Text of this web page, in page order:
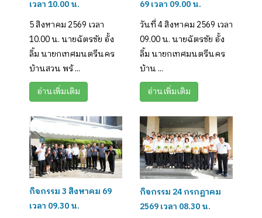
เวลา 10.00 น.
5 สิงหาคม 2569 เวลา
10.00 น. นายฉัตรชัย อั้ง
ลิ้ม นายกเทศมนตรีนคร
บ้านสวน พร้ ...
อ่านเพิ่มเติม
69 เวลา 09.00 น.
วันที่ 4 สิงหาคม 2569 เวลา
09.00 น. นายฉัตรชัย อั้ง
ลิ้ม นายกเทศมนตรีนคร
บ้าน ...
อ่านเพิ่มเติม
กิจกรรม 3 สิงหาคม 69
เวลา 09.30 น.
กิจกรรม 24 กรกฎาคม
2569 เวลา 08.30 น.